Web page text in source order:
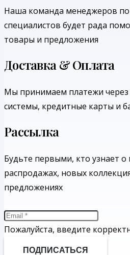
Наша команда менеджеров
специалистов будет рада
товары и предложения
Доставка & Оплата
Мы принимаем платежи
системы, кредитные карты и
Рассылка
Будьте первыми, кто узнает
распродажах, новых
предложениях
Пожалуйста, введите
ПОДПИСАТЬСЯ